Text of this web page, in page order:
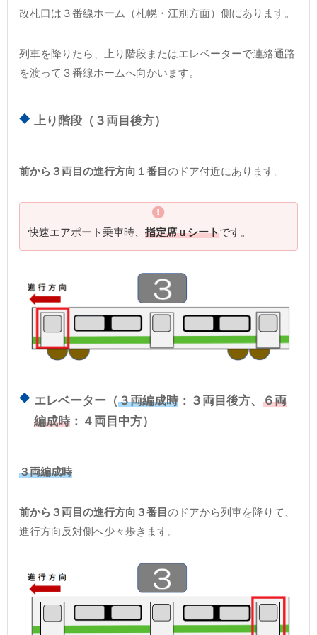
改札口は３番線ホーム（札幌・江別方面）側にあります。
列車を降りたら、上り階段またはエレベーターで連絡通路
を渡って３番線ホームへ向かいます。
上り階段（３両目後方）
前から３両目の進行方向１番目 のドア付近にあります。
快速エアポート乗車時、 指定席ｕシートです。
エレベーター（３両編成時 ：３両目後方、６両
編成時 ：４両目中方）
３両編成時
前から３両目の進行方向３番目 のドアから列車を降りて、
進行方向反対側へ少々歩きます。